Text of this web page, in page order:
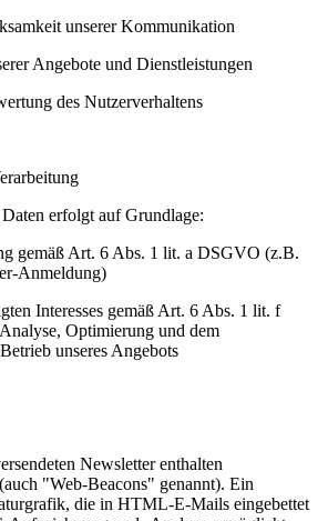
unserer Kommunikation
Angebote und Dienstleistungen
des Nutzerverhaltens
erfolgt auf Grundlage:
gemäß Art. 6 Abs. 1 lit. a DSGVO (z.B.
Anmeldung)
Interesses gemäß Art. 6 Abs. 1 lit. f
Optimierung und dem
unseres Angebots
Newsletter enthalten
(auch "Web-Beacons" genannt). Ein
die in HTML-E-Mails eingebettet